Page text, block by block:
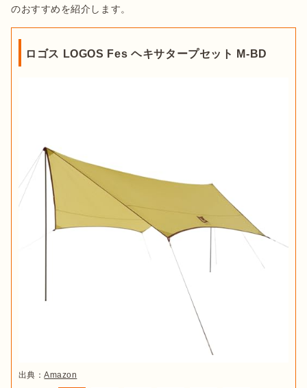
のおすすめを紹介します。
ロゴス LOGOS Fes ヘキサタープセット M-BD
出典：Amazon